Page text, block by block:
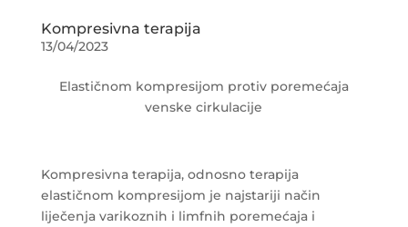
Kompresivna terapija
13/04/2023
Elastičnom kompresijom protiv poremećaja
venske cirkulacije
Kompresivna terapija, odnosno terapija
elastičnom kompresijom je najstariji način
liječenja varikoznih i limfnih poremećaja i